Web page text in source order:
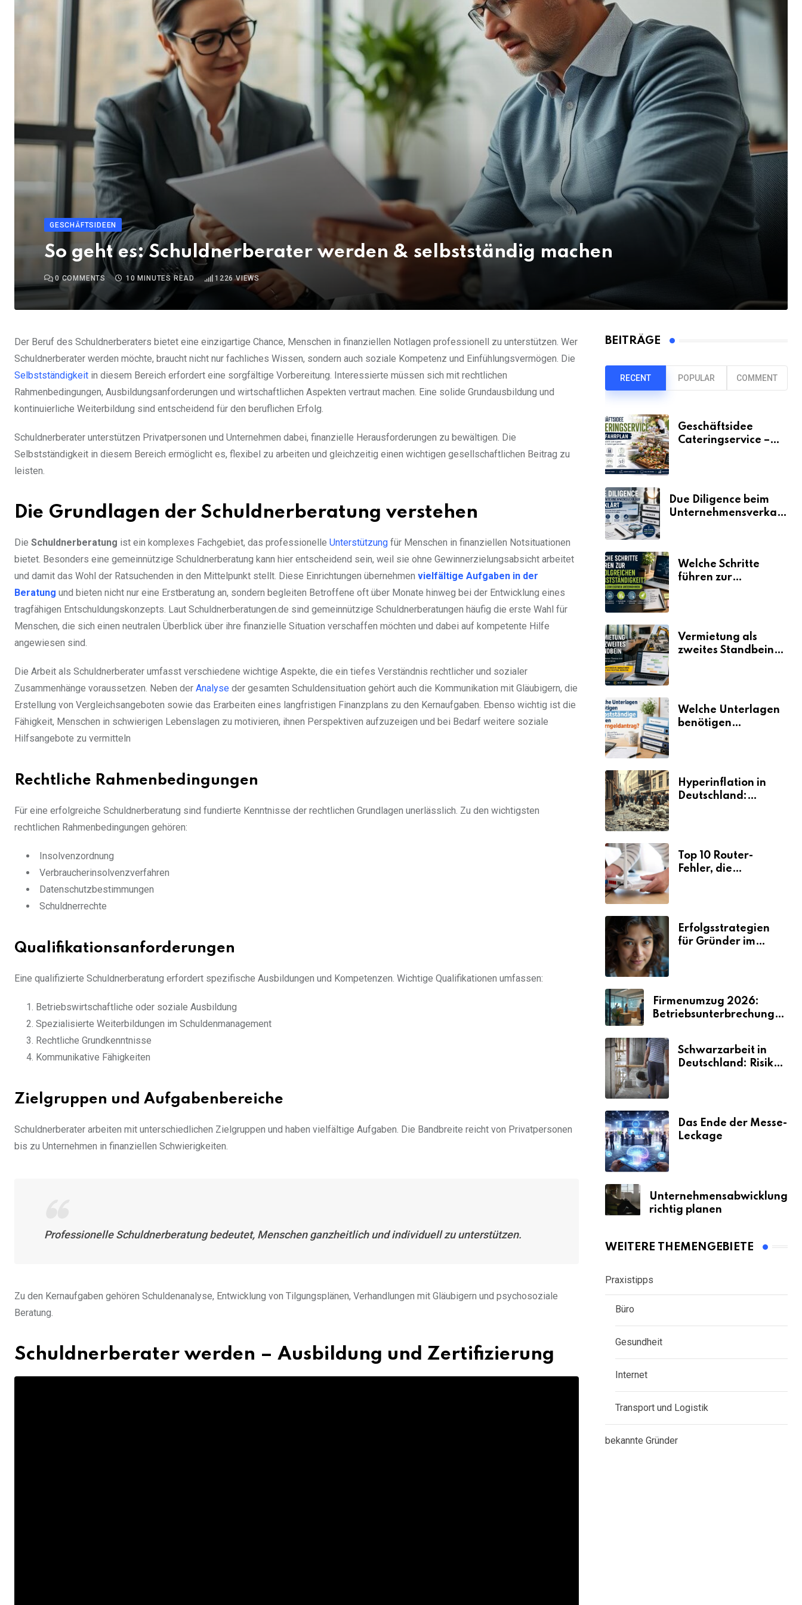
GESCHÄFTSIDEEN
So geht es: Schuldnerberater werden & selbstständig machen
0 COMMENTS 10 MINUTES READ 1226VIEWS
Der Beruf des Schuldnerberaters bietet eine einzigartige Chance, Menschen in finanziellen Notlagen professionell zu unterstützen. Wer
Schuldnerberater werden möchte, braucht nicht nur fachliches Wissen, sondern auch soziale Kompetenz und Einfühlungsvermögen. Die
Selbstständigkeit in diesem Bereich erfordert eine sorgfältige Vorbereitung. Interessierte müssen sich mit rechtlichen
Rahmenbedingungen, Ausbildungsanforderungen und wirtschaftlichen Aspekten vertraut machen. Eine solide Grundausbildung und
kontinuierliche Weiterbildung sind entscheidend für den beruflichen Erfolg.
Schuldnerberater unterstützen Privatpersonen und Unternehmen dabei, finanzielle Herausforderungen zu bewältigen. Die
Selbstständigkeit in diesem Bereich ermöglicht es, flexibel zu arbeiten und gleichzeitig einen wichtigen gesellschaftlichen Beitrag zu
leisten.
Die Grundlagen der Schuldnerberatung verstehen
Die Schuldnerberatung ist ein komplexes Fachgebiet, das professionelle Unterstützung für Menschen in finanziellen Notsituationen
bietet. Besonders eine gemeinnützige Schuldnerberatung kann hier entscheidend sein, weil sie ohne Gewinnerzielungsabsicht arbeitet
und damit das Wohl der Ratsuchenden in den Mittelpunkt stellt. Diese Einrichtungen übernehmen vielfältige Aufgaben in der
Beratung und bieten nicht nur eine Erstberatung an, sondern begleiten Betroffene oft über Monate hinweg bei der Entwicklung eines
tragfähigen Entschuldungskonzepts. Laut Schuldnerberatungen.de sind gemeinnützige Schuldnerberatungen häufig die erste Wahl für
Menschen, die sich einen neutralen Überblick über ihre finanzielle Situation verschaffen möchten und dabei auf kompetente Hilfe
angewiesen sind.
Die Arbeit als Schuldnerberater umfasst verschiedene wichtige Aspekte, die ein tiefes Verständnis rechtlicher und sozialer
Zusammenhänge voraussetzen. Neben der Analyse der gesamten Schuldensituation gehört auch die Kommunikation mit Gläubigern, die
Erstellung von Vergleichsangeboten sowie das Erarbeiten eines langfristigen Finanzplans zu den Kernaufgaben. Ebenso wichtig ist die
Fähigkeit, Menschen in schwierigen Lebenslagen zu motivieren, ihnen Perspektiven aufzuzeigen und bei Bedarf weitere soziale
Hilfsangebote zu vermitteln
Rechtliche Rahmenbedingungen
Für eine erfolgreiche Schuldnerberatung sind fundierte Kenntnisse der rechtlichen Grundlagen unerlässlich. Zu den wichtigsten
rechtlichen Rahmenbedingungen gehören:
Insolvenzordnung
Verbraucherinsolvenzverfahren
Datenschutzbestimmungen
Schuldnerrechte
Qualifikationsanforderungen
Eine qualifizierte Schuldnerberatung erfordert spezifische Ausbildungen und Kompetenzen. Wichtige Qualifikationen umfassen:
Betriebswirtschaftliche oder soziale Ausbildung
Spezialisierte Weiterbildungen im Schuldenmanagement
Rechtliche Grundkenntnisse
Kommunikative Fähigkeiten
Zielgruppen und Aufgabenbereiche
Schuldnerberater arbeiten mit unterschiedlichen Zielgruppen und haben vielfältige Aufgaben. Die Bandbreite reicht von Privatpersonen
bis zu Unternehmen in finanziellen Schwierigkeiten.
Professionelle Schuldnerberatung bedeutet, Menschen ganzheitlich und individuell zu unterstützen.
Zu den Kernaufgaben gehören Schuldenanalyse, Entwicklung von Tilgungsplänen, Verhandlungen mit Gläubigern und psychosoziale
Beratung.
Schuldnerberater werden – Ausbildung und Zertifizierung
BEITRÄGE
RECENT POPULAR COMMENT
Geschäftsidee
Cateringservice –
Due Diligence beim
Unternehmensverkauf
Welche Schritte
führen zur
Vermietung als
zweites Standbein:
Umsätze machen
Welche Unterlagen
benötigen
Hyperinflation in
Deutschland:
Top 10 Router-
Fehler, die
Erfolgsstrategien
für Gründer im
Firmenumzug 2026:
Betriebsunterbrechungen
Schwarzarbeit in
Deutschland: Risiken
Das Ende der Messe-
Leckage
Unternehmensabwicklung
richtig planen
WEITERE THEMENGEBIETE
Praxistipps
Büro
Gesundheit
Internet
Transport und Logistik
bekannte Gründer